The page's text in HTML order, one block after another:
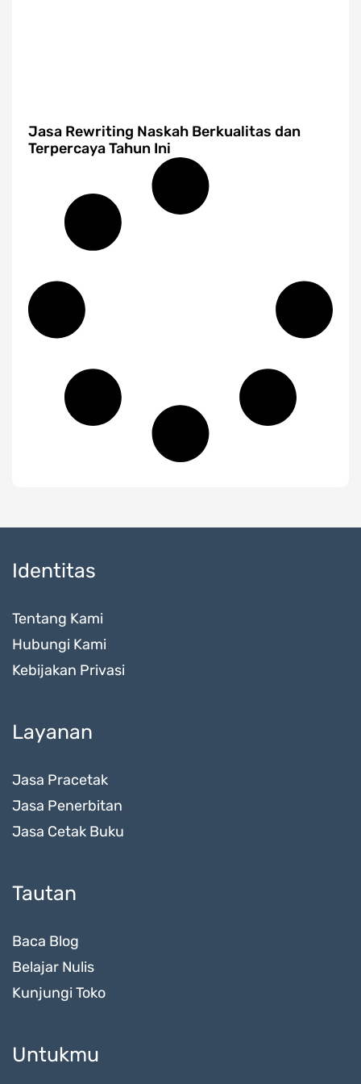
Jasa Rewriting Naskah Berkualitas dan
Terpercaya Tahun Ini
Identitas
Tentang Kami
Hubungi Kami
Kebijakan Privasi
Layanan
Jasa Pracetak
Jasa Penerbitan
Jasa Cetak Buku
Tautan
Baca Blog
Belajar Nulis
Kunjungi Toko
Untukmu